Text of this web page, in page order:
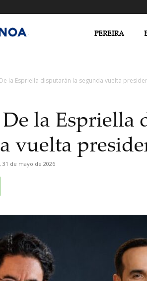
PEREIRA
la Espriella disputarán la segunda vuelta
la Espriella
vuelta
31 de mayo de 2026